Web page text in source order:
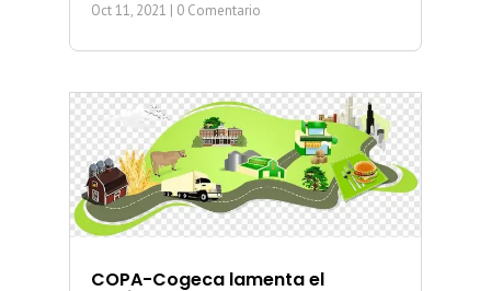
Oct 11, 2021 | 0 Comentario
COPA-Cogeca lamenta el